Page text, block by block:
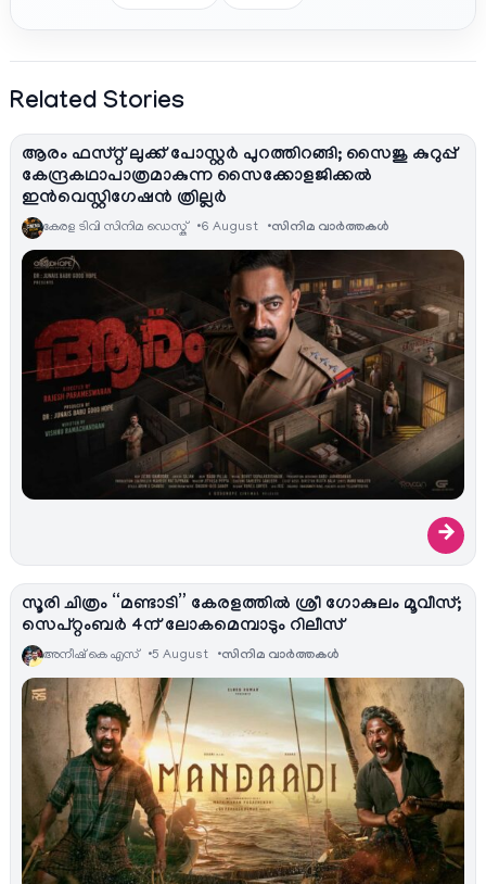
Related Stories
ആരം ഫസ്റ്റ് ലുക്ക് പോസ്റ്റർ പുറത്തിറങ്ങി; സൈജു കുറുപ്പ്
കേന്ദ്രകഥാപാത്രമാകുന്ന സൈക്കോളജിക്കൽ
ഇൻവെസ്റ്റിഗേഷൻ ത്രില്ലർ
കേരള ടിവി സിനിമ ഡെസ്ക് 6 August സിനിമ വാര്‍ത്തകള്‍
→
സൂരി ചിത്രം “മണ്ടാടി” കേരളത്തിൽ ശ്രീ ഗോകുലം മൂവീസ്;
സെപ്റ്റംബർ 4ന് ലോകമെമ്പാടും റിലീസ്
അനീഷ്‌ കെ എസ് 5 August സിനിമ വാര്‍ത്തകള്‍